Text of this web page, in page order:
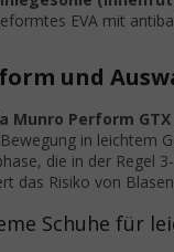
EVA mit
und
Munro Perform GTX
in leichtem
die in der Regel
das Risiko von
Schuhe für